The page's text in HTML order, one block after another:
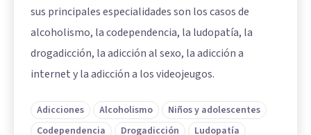
sus principales especialidades son los casos de
alcoholismo, la codependencia, la ludopatía, la
drogadicción, la adicción al sexo, la adicción a
internet y la adicción a los videojeugos.
Adicciones Alcoholismo
Niños y adolescentes
Codependencia
Drogadicción
Ludopatía